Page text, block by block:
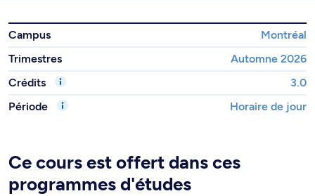
Campus
Montréal
Trimestres
Automne 2026
Crédits
3.0
Période
Horaire de jour
Ce cours est offert dans ces
programmes d'études